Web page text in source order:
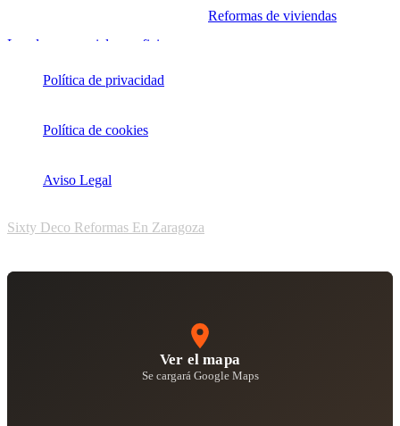
Reformas de viviendas
Política de privacidad
Política de cookies
Aviso Legal
Sixty Deco Reformas En Zaragoza
Ver el mapa
Se cargará Google Maps